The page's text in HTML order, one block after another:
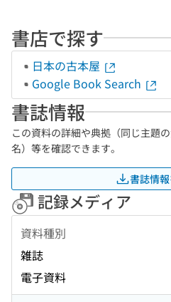
書店で探す
日本の古本屋
Google Book Search
書誌情報
この資料の詳細や典拠（同じ主題
名）等を確認できます。
書誌情
記録メディア
資料種別
雑誌
電子資料